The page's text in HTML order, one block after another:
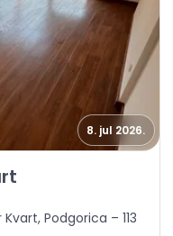
8. jul 2026.
Kvart
Podgorica – 113